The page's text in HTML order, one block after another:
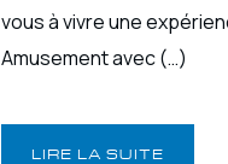
vous à vivre une
Amusement avec (…)
LIRE LA SUITE